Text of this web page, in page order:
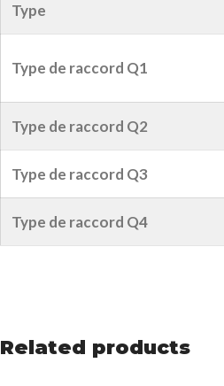
Type
Type de raccord Q1
Type de raccord Q2
Type de raccord Q3
Type de raccord Q4
Related products